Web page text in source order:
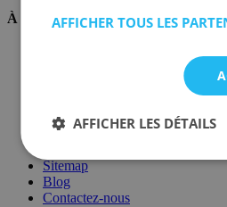
À propos de nous
Conditions générales
Mentions légales
Sitemap
Blog
Contactez-nous
AFFICHER TOUS LES
AFFICHER LES DÉTAILS